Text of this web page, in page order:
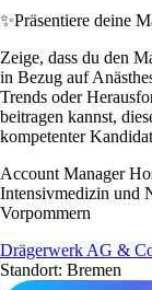
✨Präsentiere deine
Zeige, dass du den
in Bezug auf
Trends oder
beitragen kannst,
kompetenter
Account Manager
Intensivmedizin und
Vorpommern
Drägerwerk AG &
Standort: Bremen